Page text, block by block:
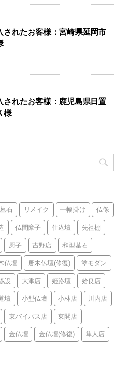
されたお客様：宮崎県延岡市
されたお客様：鹿児島県日置
様
石 リメイク 一幅掛け 仏像
仏間障子 仕込壇 先祖棚
厨子 吉野店 和型墓石
仏壇 唐木仏壇(修復) 塗モダン
設 大津店 姫路壇 姶良店
壇 小型仏壇 小林店 川内店
東バイパス店 東開店
金仏壇 金仏壇(修復) 隼人店